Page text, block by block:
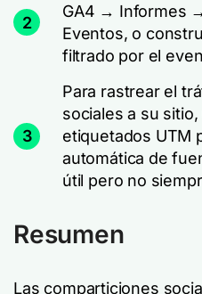
2
GA4 → Informes
Eventos, o
filtrado por el
3
Para rastrear el
sociales a su
etiquetados UTM
automática de
útil pero no
Resumen
Las comparticiones